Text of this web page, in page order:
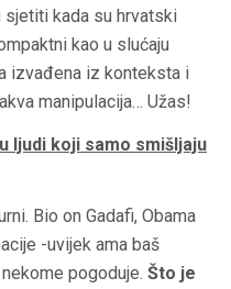
kada su hrvatski
kao u slućaju
izvađena iz konteksta i
manipulacija… Užas!
ljudi koji samo smišljaju
Bio on Gadafi, Obama
-uvijek ama baš
pogoduje. Što je